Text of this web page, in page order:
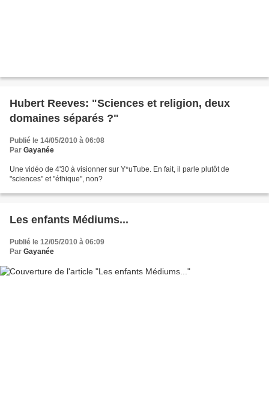
Hubert Reeves: "Sciences et religion, deux
domaines séparés ?"
Publié le 14/05/2010 à 06:08
Par Gayanée
Une vidéo de 4'30 à visionner sur Y*uTube. En fait, il parle plutôt de
"sciences" et "éthique", non?
Les enfants Médiums...
Publié le 12/05/2010 à 06:09
Par Gayanée